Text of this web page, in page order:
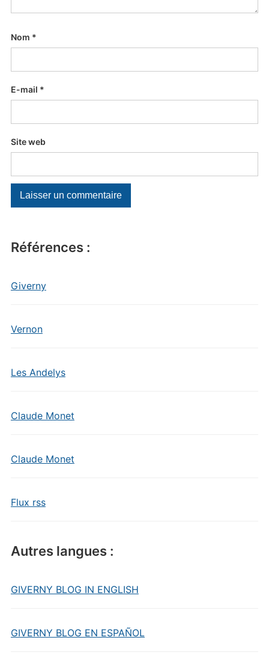
Références :
Giverny
Vernon
Les Andelys
Claude Monet
Claude Monet
Flux rss
Autres langues :
GIVERNY BLOG IN ENGLISH
GIVERNY BLOG EN ESPAÑOL
Nom *
E-mail *
Site web